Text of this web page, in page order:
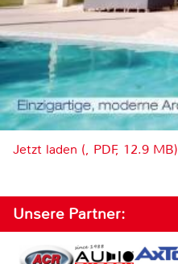
Jetzt laden (, PDF, 12.9 MB)
Unsere Partner: